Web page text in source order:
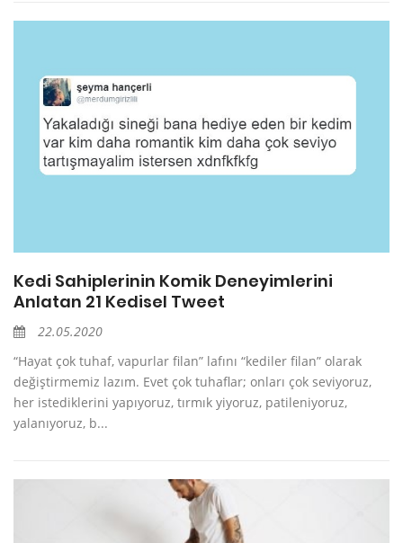
Kedi Sahiplerinin Komik Deneyimlerini
Anlatan 21 Kedisel Tweet
22.05.2020
“Hayat çok tuhaf, vapurlar filan” lafını “kediler filan” olarak
değiştirmemiz lazım. Evet çok tuhaflar; onları çok seviyoruz,
her istediklerini yapıyoruz, tırmık yiyoruz, patileniyoruz,
yalanıyoruz, b...